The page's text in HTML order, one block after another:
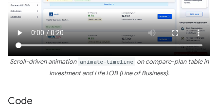
Scroll-driven animation animate-timeline on compare-plan table in
Investment and Life LOB (Line of Business).
Code